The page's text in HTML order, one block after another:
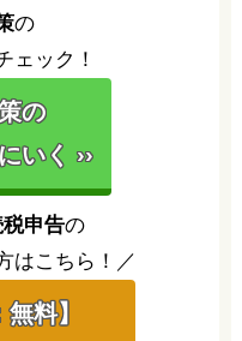
の
ェック！
の
いく ››
申告の
はこちら！／
料】